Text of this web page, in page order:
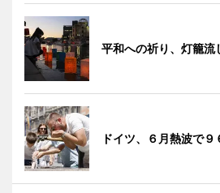
平和への祈り、灯籠流
ドイツ、６月熱波で